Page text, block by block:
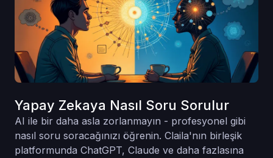
Yapay Zekaya Nasıl Soru Sorulur
AI ile bir daha asla zorlanmayın - profesyonel gibi
nasıl soru soracağınızı öğrenin. Claila'nın birleşik
platformunda ChatGPT, Claude ve daha fazlasına